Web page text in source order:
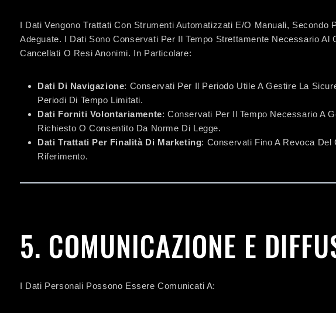
I Dati Vengono Trattati Con Strumenti Automatizzati E/o Manuali,
Adeguate. I Dati Sono Conservati Per Il Tempo Strettamente Necessario
Cancellati O Resi Anonimi. In Particolare:
Dati Di Navigazione: Conservati Per Il Periodo Utile A Gestire La
Periodi Di Tempo Limitati.
Dati Forniti Volontariamente: Conservati Per Il Tempo Necessario A
Richiesto O Consentito Da Norme Di Legge.
Dati Trattati Per Finalità Di Marketing: Conservati Fino A Revoca Del
Riferimento.
5. COMUNICAZIONE E
I Dati Personali Possono Essere Comunicati A: